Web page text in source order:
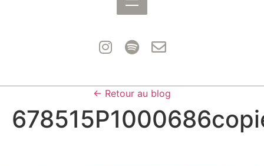
← Retour au blog